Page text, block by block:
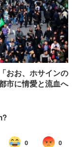
おお、ホサインの
市に情愛と流血へ